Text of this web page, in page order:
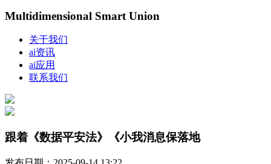
Multidimensional Smart Union
关于我们
ai资讯
ai应用
联系我们
跟着《数据平安法》《小我消息保落地